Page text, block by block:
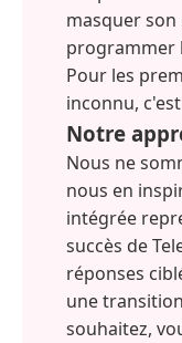
masquer
programmer
Pour les
inconnu,
Notre
Nous ne
nous en
intégrée
succès de
réponses
une
souhaitez,